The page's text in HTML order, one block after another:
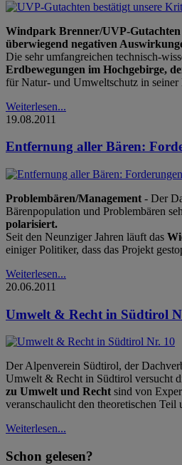
Windpark Brenner/UVP-Gutachten
überwiegend negativen
Die sehr umfangreichen technisch-
Erdbewegungen im Hochgebirge,
für Natur- und Umweltschutz in seiner
Weiterlesen...
19.08.2011
Entfernung aller Bären:
Problembären/Management - Der
Bärenpopulation und Problembären
polarisiert.
Seit den Neunziger Jahren läuft das
einiger Politiker, dass das Projekt
Weiterlesen...
20.06.2011
Umwelt & Recht in Südtirol
Der Alpenverein Südtirol, der
Umwelt & Recht in Südtirol versucht
zu Umwelt und Recht sind von
veranschaulicht den theoretischen
Weiterlesen...
Schon gelesen?